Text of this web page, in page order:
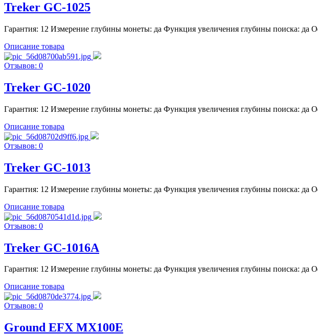
Treker GC-1025
Гарантия: 12 Измерение глубины монеты: да Функция увеличения глубины поиска: да
Описание товара
Отзывов: 0
Treker GC-1020
Гарантия: 12 Измерение глубины монеты: да Функция увеличения глубины поиска: да
Описание товара
Отзывов: 0
Treker GC-1013
Гарантия: 12 Измерение глубины монеты: да Функция увеличения глубины поиска: да
Описание товара
Отзывов: 0
Treker GC-1016A
Гарантия: 12 Измерение глубины монеты: да Функция увеличения глубины поиска: да
Описание товара
Отзывов: 0
Ground EFX MX100E